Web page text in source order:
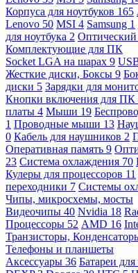
Корпуса для ноутбуков 165
Lenovo 50 MSI 4 Samsung 1
для ноутбука 2
Комплектующие для ПК
Socket LGA на шарах 9
Жесткие диски, Боксы 9
диски 5 Зарядки для
Кнопки включения для ПК
платы 4 Мыши 19
1 Проводные мыши 13
0 Кабель для наушников 2
Оперативная память 9
23 Система охлаждения 70
Кулеры для процессоров 11
переходники 7 Системы
Чипы, микросхемы, мосты
Видеочипы 40 Nvidia 18
Процессоры 52 AMD 16
Транзисторы,
Телефоны и планшеты
Аксессуары 36 Батареи